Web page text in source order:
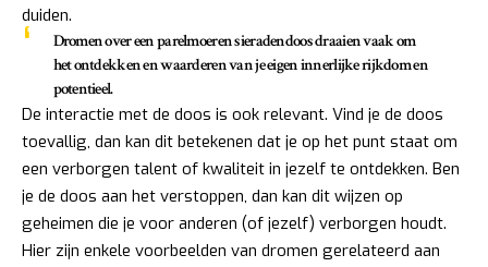
duiden.
Dromen over een parelmoeren sieradendoos draaien vaak om
het ontdekken en waarderen van je eigen innerlijke rijkdom en
potentieel.
De interactie met de doos is ook relevant. Vind je de doos
toevallig, dan kan dit betekenen dat je op het punt staat om
een verborgen talent of kwaliteit in jezelf te ontdekken. Ben
je de doos aan het verstoppen, dan kan dit wijzen op
geheimen die je voor anderen (of jezelf) verborgen houdt.
Hier zijn enkele voorbeelden van dromen gerelateerd aan